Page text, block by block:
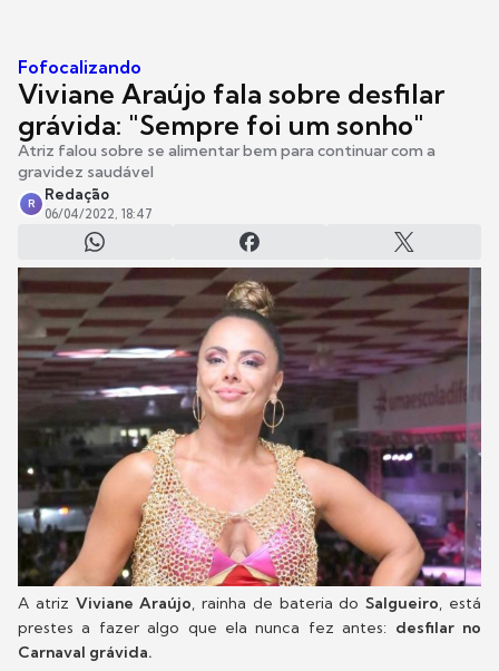
Fofocalizando
Viviane Araújo fala sobre desfilar
grávida: "Sempre foi um sonho"
Atriz falou sobre se alimentar bem para continuar com a
gravidez saudável
R
Redação
06/04/2022, 18:47
A atriz Viviane Araújo, rainha de bateria doSalgueiro, está
prestes a fazer algo que ela nunca fez antes: desfilar no
Carnaval grávida.